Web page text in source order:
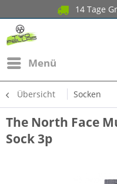
14
Menü
Übersicht Socken
The North Face
Sock 3p